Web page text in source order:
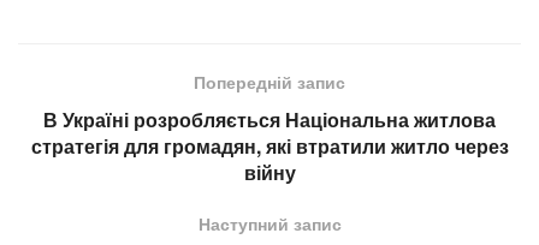
Попередній запис
В Україні розробляється Національна житлова
стратегія для громадян, які втратили житло через
війну
Наступний запис